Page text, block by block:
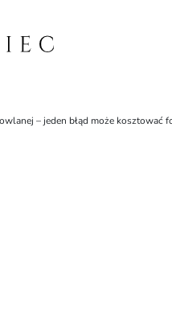
– jeden błąd może kosztować